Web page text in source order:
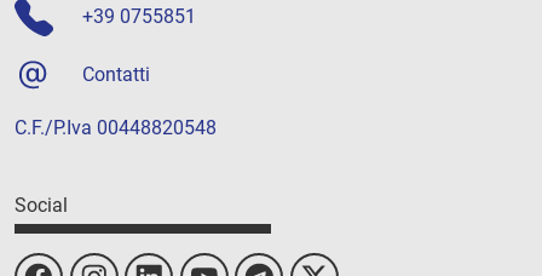
+39 0755851
Contatti
C.F./P.Iva 00448820548
Social